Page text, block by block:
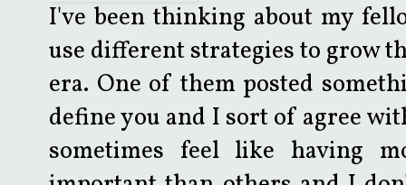
I've been thinking about my
use different strategies to grow
era. One of them posted
define you and I sort of agree
sometimes feel like having